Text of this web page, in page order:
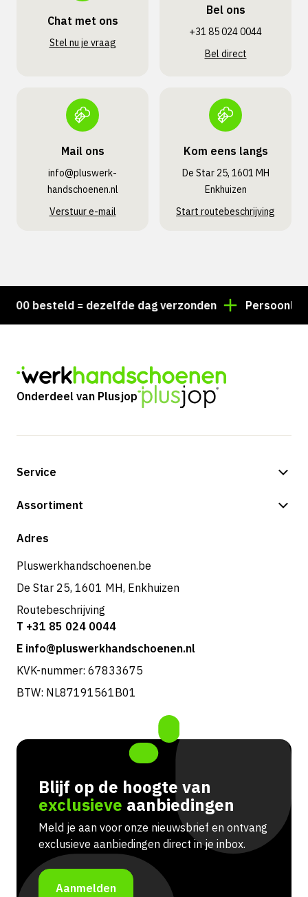
Chat met ons
Stel nu je vraag
Bel ons
+31 85 024 0044
Bel direct
Mail ons
info@pluswerk­
handschoenen.nl
Verstuur e-mail
Kom eens langs
De Star 25, 1601 MH
Enkhuizen
Start routebeschrijving
besteld = dezelfde dag verzonden Persoonlijk
Onderdeel van Plusjop
Service
Betalingsmogelijkheden
Retouren & service
Assortiment
Shop
Adres
Pluswerkhandschoenen.be
De Star 25, 1601 MH, Enkhuizen
Routebeschrijving
T +31 85 024 0044
E info@pluswerkhandschoenen.nl
KVK-nummer: 67833675
BTW: NL87191561B01
Blijf op de hoogte van
exclusieve aanbiedingen
Meld je aan voor onze nieuwsbrief en ontvang
exclusieve aanbiedingen direct in je inbox.
Aanmelden